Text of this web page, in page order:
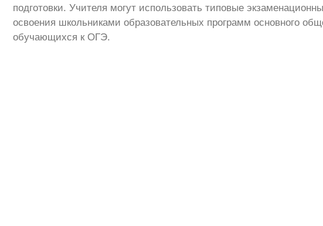
подготовки. Учителя могут использовать типовые
освоения школьниками образовательных программ основного
обучающихся к ОГЭ.